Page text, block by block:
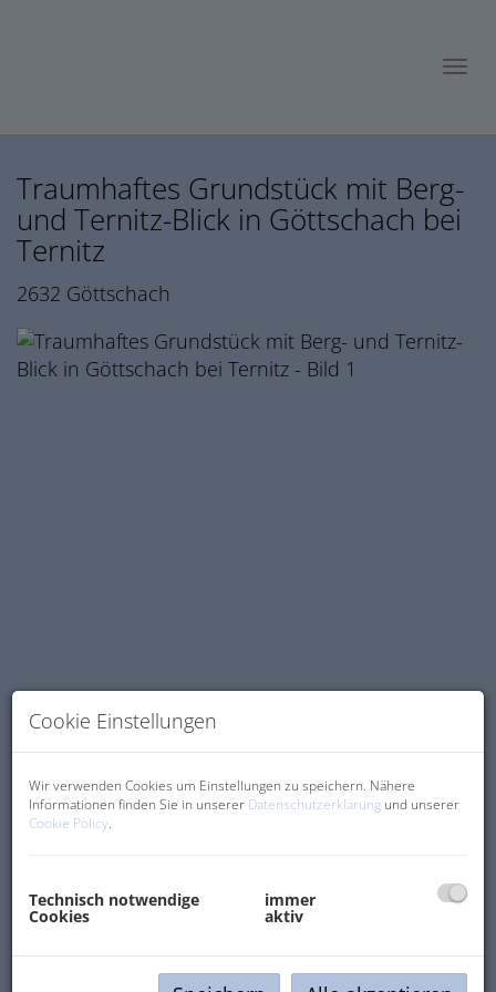
Traumhaftes Grundstück mit Berg-
und Ternitz-Blick in Göttschach bei
Ternitz
2632 Göttschach
Beschreibung
Dieses Traumgrundstück in der idyllischen
Gemeinde Göttschach auf einer Anhöhe von
Cookie Einstellungen
Wir verwenden Cookies um Einstellungen zu speichern. Nähere
Informationen finden Sie in unserer Datenschutzerklärung und unserer
Cookie Policy.
Technisch notwendige
Cookies
immer
aktiv